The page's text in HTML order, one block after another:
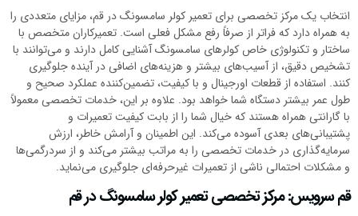
انتخاب یک مرکز تخصصی برای تعمیر کولر سامسونگ در قم، مزایای متعددی را
به همراه دارد که فراتر از صرفاً رفع مشکل فعلی است. تعمیرکاران متخصص با
ساختار و تکنولوژی خاص کولرهای سامسونگ آشنایی کامل دارند و می‌توانند با
تشخیص دقیق، از آسیب‌های بیشتر و هزینه‌های اضافی در آینده جلوگیری
کنند. استفاده از قطعات اورجینال و با کیفیت، تضمین‌کننده عملکرد صحیح و
طول عمر بیشتر دستگاه شما خواهد بود. علاوه بر این، خدمات تخصصی معمولاً
با گارانتی همراه هستند که خیال شما را از بابت کیفیت تعمیرات و
پشتیبانی‌های بعدی آسوده می‌کند. این اطمینان و آرامش خاطر، ارزش
سرمایه‌گذاری در خدمات تخصصی را به مراتب بیشتر می‌کند و از سردرگمی‌ها
و مشکلات احتمالی ناشی از تعمیرات غیرحرفه‌ای جلوگیری می‌نماید.
قم سرویس: مرکز تخصصی تعمیر کولر سامسونگ در قم